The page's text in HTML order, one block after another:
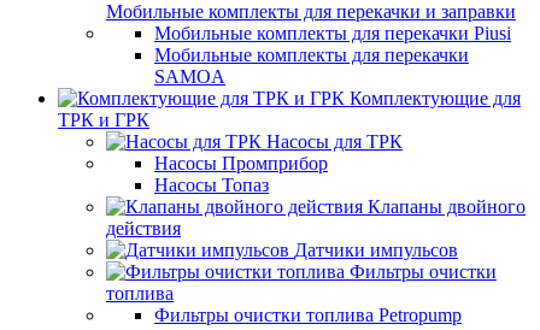
Мобильные комплекты для перекачки и заправки
Мобильные комплекты для перекачки Piusi
Мобильные комплекты для перекачки
SAMOA
Комплектующие для
ТРК и ГРК
Насосы для ТРК
Насосы Промприбор
Насосы Топаз
Клапаны двойного
действия
Датчики импульсов
Фильтры очистки
топлива
Фильтры очистки топлива Petropump